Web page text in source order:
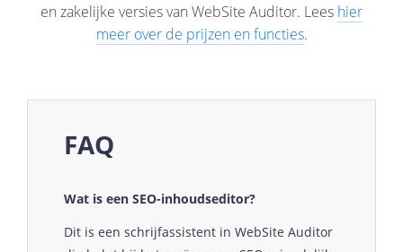
en zakelijke versies van WebSite Auditor. Lees hier
meer over de prijzen en functies.
FAQ
Wat is een SEO-inhoudseditor?
Dit is een schrijfassistent in WebSite Auditor